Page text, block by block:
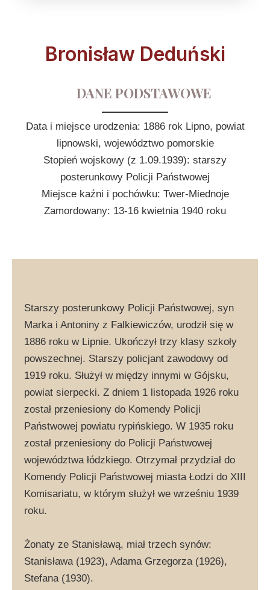
Bronisław Deduński
DANE PODSTAWOWE
Data i miejsce urodzenia: 1886 rok Lipno, powiat
lipnowski, województwo pomorskie
Stopień wojskowy (z 1.09.1939): starszy
posterunkowy Policji Państwowej
Miejsce kaźni i pochówku: Twer-Miednoje
Zamordowany: 13-16 kwietnia 1940 roku
Starszy posterunkowy Policji Państwowej, syn
Marka i Antoniny z Falkiewiczów, urodził się w
1886 roku w Lipnie. Ukończył trzy klasy szkoły
powszechnej. Starszy policjant zawodowy od
1919 roku. Służył w między innymi w Gójsku,
powiat sierpecki. Z dniem 1 listopada 1926 roku
został przeniesiony do Komendy Policji
Państwowej powiatu rypińskiego. W 1935 roku
został przeniesiony do Policji Państwowej
województwa łódzkiego. Otrzymał przydział do
Komendy Policji Państwowej miasta Łodzi do XIII
Komisariatu, w którym służył we wrześniu 1939
roku.
Żonaty ze Stanisławą, miał trzech synów:
Stanisława (1923), Adama Grzegorza (1926),
Stefana (1930).